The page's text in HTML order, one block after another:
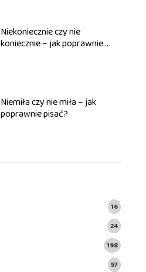
Niekoniecznie czy nie
koniecznie – jak poprawnie
Niemiła czy nie miła – jak
poprawnie pisać?
16
24
198
57